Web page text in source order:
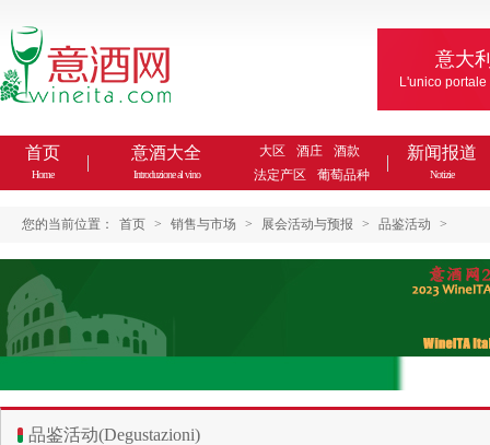
意大
L'unico
首页
Home
意酒大全
Introduzione al vino
大区 酒庄
酒款
法定产区
葡萄品种
新闻报道
Notizie
您的当前位置： 首页 > 销售与市场 > 展会活动与预报 > 品鉴活动 >
品鉴活动(Degustazioni)